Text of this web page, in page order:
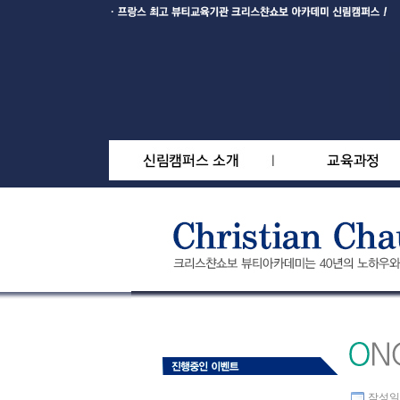
작성